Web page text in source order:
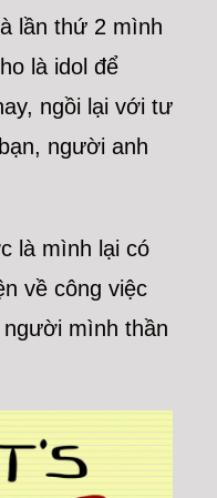
lần thứ 2 mình
là idol để
ngồi lại với tư
người anh
là mình lại có
về công việc
mình thần